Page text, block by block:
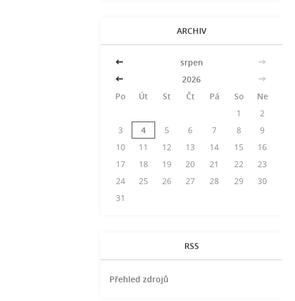
ARCHIV
<< srpen
>>
<<
2026
>>
Po
Út St Čt Pá So
Ne
1
2
3
4 5 6 7 8
9
10
11 12 13 14 15
16
17
18 19 20 21 22
23
24
25 26 27 28 29
30
31
RSS
Přehled zdrojů